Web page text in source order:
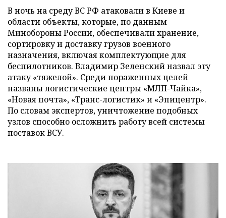
В ночь на среду ВС РФ атаковали в Киеве и
области объекты, которые, по данным
Минобороны России, обеспечивали хранение,
сортировку и доставку грузов военного
назначения, включая комплектующие для
беспилотников. Владимир Зеленский назвал эту
атаку «тяжелой». Среди пораженных целей
названы логистические центры «МЛП-Чайка»,
«Новая почта», «Транс-логистик» и «Эпицентр».
По словам экспертов, уничтожение подобных
узлов способно осложнить работу всей системы
поставок ВСУ.